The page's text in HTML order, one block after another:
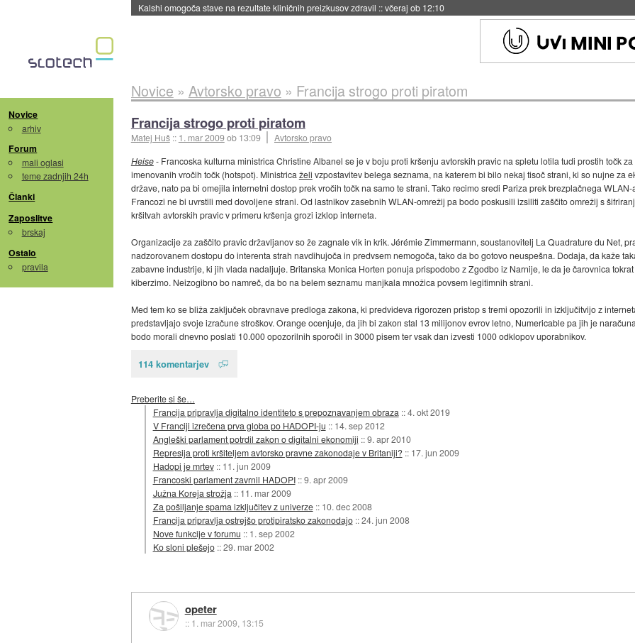
Sandisk že prodal več kot polovico SSD-jev za naslednji dve leti::včeraj ob 11:37
Novice
arhiv
Forum
mali oglasi
teme zadnjih 24h
Članki
Zaposlitve
brskaj
Ostalo
pravila
Novice » Avtorsko pravo » Francija strogo proti piratom
Francija strogo proti piratom
Matej Huš :: 1. mar 2009ob 13:09
Avtorsko pravo
Heise- Francoska kulturna ministrica Christine Albanel se je v boju proti kršenju avtorskih pravic na spletu lotila tudi prostih točk
imenovanih vročih točk (hotspot). Ministrica želi vzpostavitev belega seznama, na katerem bi bilo nekaj tisoč strani, ki so nujne za
države, nato pa bi omejila internetni dostop prek vročih točk na samo te strani. Tako recimo sredi Pariza prek brezplačnega
Francozi ne bi uvrstili med dovoljene strani. Od lastnikov zasebnih WLAN-omrežij pa bodo poskusili izsiliti zaščito omrežij s
kršitvah avtorskih pravic v primeru kršenja grozi izklop interneta.
Organizacije za zaščito pravic državljanov so že zagnale vik in krik. Jérémie Zimmermann, soustanovitelj La Quadrature du Net,
nadzorovanem dostopu do interenta strah navdihujoča in predvsem nemogoča, tako da bo gotovo neuspešna. Dodaja, da kaže
zabavne industrije, ki jih vlada nadaljuje. Britanska Monica Horten ponuja prispodobo z Zgodbo iz Narnije, le da je čarovnica
kiberzimo. Neizogibno bo namreč, da bo na belem seznamu manjkala množica povsem legitimnih strani.
Med tem ko se bliža zaključek obravnave predloga zakona, ki predvideva rigorozen pristop s tremi opozorili in izključitvijo z
predstavljajo svoje izračune stroškov. Orange ocenjuje, da jih bi zakon stal 13 milijonov evrov letno, Numericable pa jih je
bodo morali dnevno poslati 10.000 opozorilnih sporočil in 3000 pisem ter vsak dan izvesti 1000 odklopov uporabnikov.
114 komentarjev
Preberite si še…
Francija pripravlja digitalno identiteto s prepoznavanjem obraza ::4. okt 2019
V Franciji izrečena prva globa po HADOPI-ju :: 14. sep 2012
Angleški parlament potrdil zakon o digitalni ekonomiji ::9. apr 2010
Represija proti kršiteljem avtorsko pravne zakonodaje v Britaniji? :: 17. jun 2009
Hadopi je mrtev :: 11. jun 2009
Francoski parlament zavrnil HADOPI ::9. apr 2009
Južna Koreja strožja :: 11. mar 2009
Za pošiljanje spama izključitev z univerze :: 10. dec 2008
Francija pripravlja ostrejšo protipiratsko zakonodajo ::24. jun 2008
Nove funkcije v forumu :: 1. sep 2002
Ko sloni plešejo ::29. mar 2002
opeter
:: 1. mar 2009, 13:15